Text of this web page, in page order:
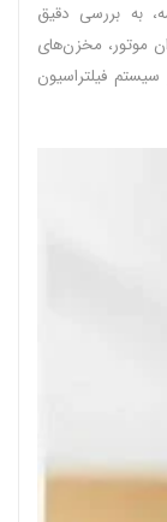
به بررسی دقیق
موتور، مخزن‌های
فیلتراسیون